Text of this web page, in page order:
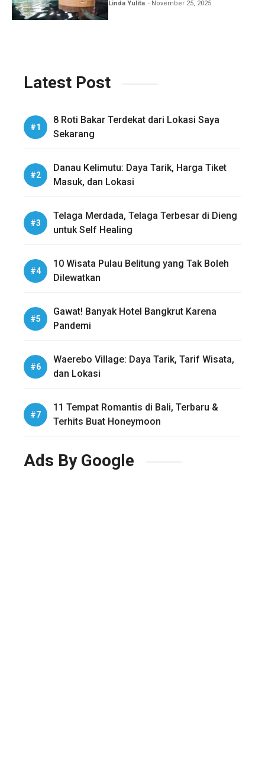
Honeymoon
Linda Yulita November 25, 2025
Latest Post
8 Roti Bakar Terdekat dari Lokasi Saya
Sekarang
Danau Kelimutu: Daya Tarik, Harga Tiket
Masuk, dan Lokasi
Telaga Merdada, Telaga Terbesar di Dieng
untuk Self Healing
10 Wisata Pulau Belitung yang Tak Boleh
Dilewatkan
Gawat! Banyak Hotel Bangkrut Karena
Pandemi
Waerebo Village: Daya Tarik, Tarif Wisata,
dan Lokasi
11 Tempat Romantis di Bali, Terbaru &
Terhits Buat Honeymoon
Ads By Google